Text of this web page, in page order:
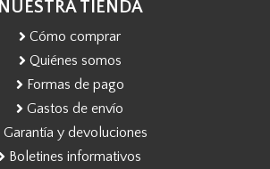
NUESTRA TIENDA
Cómo comprar
Quiénes somos
Formas de pago
Gastos de envío
Garantía y devoluciones
Boletines informativos